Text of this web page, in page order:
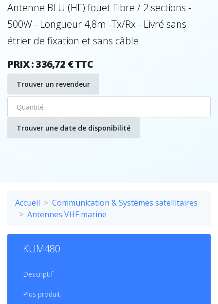
Antenne BLU (HF) fouet Fibre / 2 sections -
500W - Longueur 4,8m -Tx/Rx - Livré sans
étrier de fixation et sans câble
PRIX : 336,72 € TTC
Trouver un revendeur
Trouver une date de disponibilité
Accueil
Communication & Systèmes satellitaires
Antennes VHF marine
KUM480
Descriptif
Plus produit